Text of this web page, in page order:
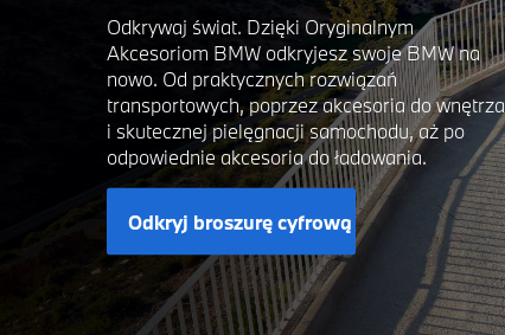
Odkrywaj świat. Dzięki Oryginalnym
Akcesoriom BMW odkryjesz swoje BMW na
nowo. Od praktycznych rozwiązań
transportowych, poprzez akcesoria do wnętrza
i skutecznej pielęgnacji samochodu, aż po
odpowiednie akcesoria do ładowania.
Odkryj broszurę cyfrową